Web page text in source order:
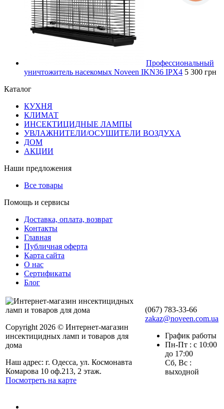
Профессиональный
уничтожитель насекомых Noveen IKN36 IPX4 5 300 грн
Каталог
КУХНЯ
КЛИМАТ
ИНСЕКТИЦИДНЫЕ ЛАМПЫ
УВЛАЖНИТЕЛИ/ОСУШИТЕЛИ ВОЗДУХА
ДОМ
АКЦИИ
Наши предложения
Все товары
Помощь и сервисы
Доставка, оплата, возврат
Контакты
Главная
Публичная оферта
Карта сайта
О нас
Сертификаты
Блог
Copyright 2026 © Интернет-магазин
инсектицидных ламп и товаров для
дома
Наш адрес: г. Одесса, ул. Космонавта
Комарова 10 оф.213, 2 этаж.
Посмотреть на карте
(067) 783-33-66
zakaz@noveen.com.ua
График работы
Пн-Пт : с 10:00
до 17:00
Сб, Вс :
выходной